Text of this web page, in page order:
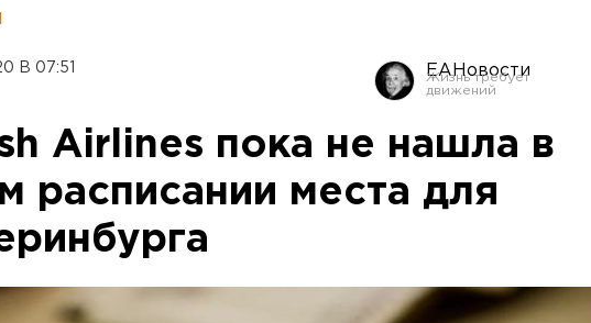
В 07:51 ЕАНовости
Airlines пока не нашла в
расписании места для